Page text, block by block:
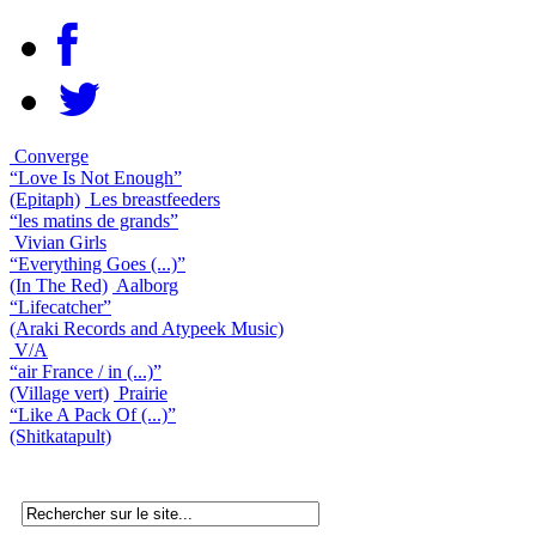
Converge
“Love Is Not Enough”
(Epitaph) Les breastfeeders
“les matins de grands”
Vivian Girls
“Everything Goes (...)”
(In The Red) Aalborg
“Lifecatcher”
(Araki Records and Atypeek Music)
V/A
“air France / in (...)”
(Village vert) Prairie
“Like A Pack Of (...)”
(Shitkatapult)